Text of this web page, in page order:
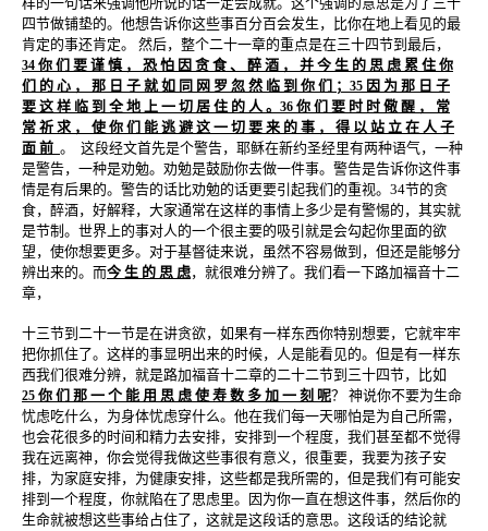
四节做铺垫的。他想告诉你这些事百分百会发生，比你在地上看见的最
肯定的事还肯定。 然后，整个二十一章的重点是在三十四节到最后，
34 你 们 要 谨 慎 ， 恐 怕 因 贪 食 、 醉 酒 ， 并 今 生 的 思 虑 累 住 你
们 的 心 ， 那 日 子 就 如 同 网 罗 忽 然 临 到 你 们 ； 35 因 为 那 日 子
要 这 样 临 到 全 地 上 一 切 居 住 的 人 。 36 你 们 要 时 时 儆 醒 ， 常
常 祈 求 ， 使 你 们 能 逃 避 这 一 切 要 来 的 事 ， 得 以 站 立 在 人 子
面 前 。
这段经文首先是个警告，耶稣在新约圣经里有两种语气，一种
是警告，一种是劝勉。劝勉是鼓励你去做一件事。警告是告诉你这件事
情是有后果的。警告的话比劝勉的话更要引起我们的重视。34节的贪
食，醉酒，好解释，大家通常在这样的事情上多少是有警惕的，其实就
是节制。世界上的事对人的一个很主要的吸引就是会勾起你里面的欲
望，使你想要更多。对于基督徒来说，虽然不容易做到，但还是能够分
辨出来的。而今 生 的 思 虑，就很难分辨了。我们看一下路加福音十二
章，
十三节到二十一节是在讲贪欲，如果有一样东西你特别想要，它就牢牢
把你抓住了。这样的事显明出来的时候，人是能看见的。但是有一样东
西我们很难分辨，就是路加福音十二章的二十二节到三十四节，比如
25 你 们 那 一 个 能 用 思 虑 使 寿 数 多 加 一 刻 呢？ 神说你不要为生命
忧虑吃什么，为身体忧虑穿什么。他在我们每一天哪怕是为自己所需，
也会花很多的时间和精力去安排，安排到一个程度，我们甚至都不觉得
我在远离神，你会觉得我做这些事很有意义，很重要，我要为孩子安
排，为家庭安排，为健康安排，这些都是我所需的，但是我们有可能安
排到一个程度，你就陷在了思虑里。因为你一直在想这件事，然后你的
生命就被想这些事给占住了，这就是这段话的意思。这段话的结论就